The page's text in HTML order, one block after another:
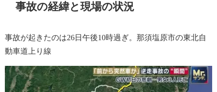
事故の経緯と現場の状況
事故が起きたのは26日午後10時過ぎ。那須塩原市の東北自
動車道上り線